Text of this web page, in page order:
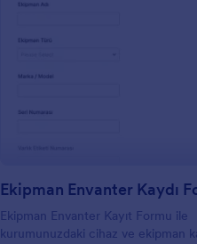
Ekipman Envanter Kaydı
Ekipman Envanter Kayıt Formu ile
kurumunuzdaki cihaz ve ekipman